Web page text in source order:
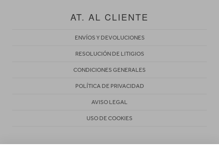
AT. AL CLIENTE
ENVÍOS Y DEVOLUCIONES
RESOLUCIÓN DE LITIGIOS
CONDICIONES GENERALES
POLÍTICA DE PRIVACIDAD
AVISO LEGAL
USO DE COOKIES